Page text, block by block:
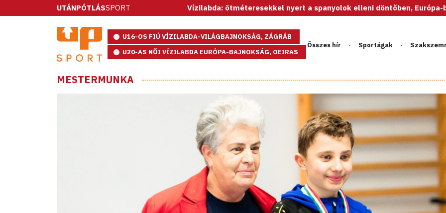
UTÁNPÓTLÁSSPORTVízilabda: ötméteresekkel nyert a spanyolok elleni döntőben, Európa-bajnok az U20-
U16-OS FIÚ VÍZILABDA-VILÁGBAJNOKSÁG, ZÁGRÁB
U20-AS NŐI VÍZILABDA EURÓPA-BAJNOKSÁG, OEIRAS
Összes hír Sportágak
MESTERMUNKA